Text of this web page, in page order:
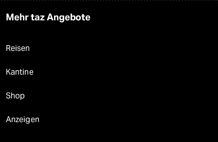
Mehr taz Angebote
Reisen
Kantine
Shop
Anzeigen